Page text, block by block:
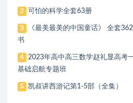
2 可怕的科学全套63册
3
《最美最美的中国童话》 全套
书
4
2023年高中高三数学赵礼显高考
基础启航专题班
5 凯叔讲西游记第1-5部（全集）